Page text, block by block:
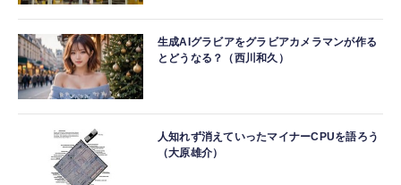
生成AIグラビアをグラビアカメラマンが作る
とどうなる？（西川和久）
人知れず消えていったマイナーCPUを語ろう
（大原雄介）